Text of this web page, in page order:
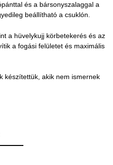
és a bársonyszalaggal a
beállítható a csuklón.
a hüvelykujj körbetekerés és az
a fogási felületet és maximális
készítettük, akik nem ismernek